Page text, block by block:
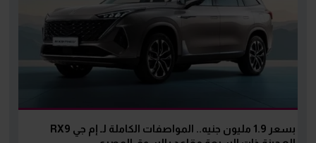
بسعر 1.9 مليون جنيه.. المواصفات الكاملة لـ إم جي RX9